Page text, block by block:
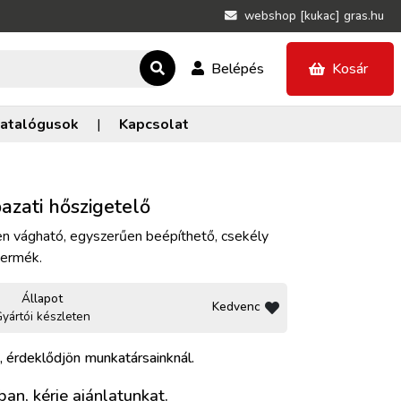
webshop [kukac] gras.hu
Belépés Kosár
| Kapcsolat
hőszigetelő
vágható, egyszerűen beépíthető, csekély
Állapot
készleten
Kedvenc
munkatársainknál.
kérje ajánlatunkat.